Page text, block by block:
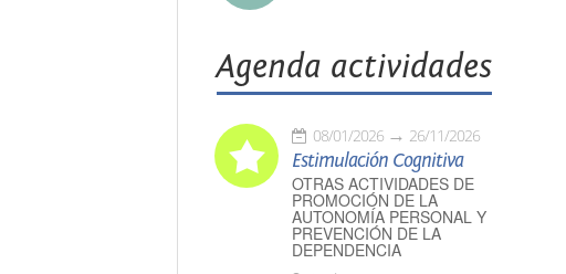
Agenda actividades
08/01/2026 26/11/2026
Estimulación Cognitiva
OTRAS ACTIVIDADES DE
PROMOCIÓN DE LA
AUTONOMÍA PERSONAL Y
PREVENCIÓN DE LA
DEPENDENCIA